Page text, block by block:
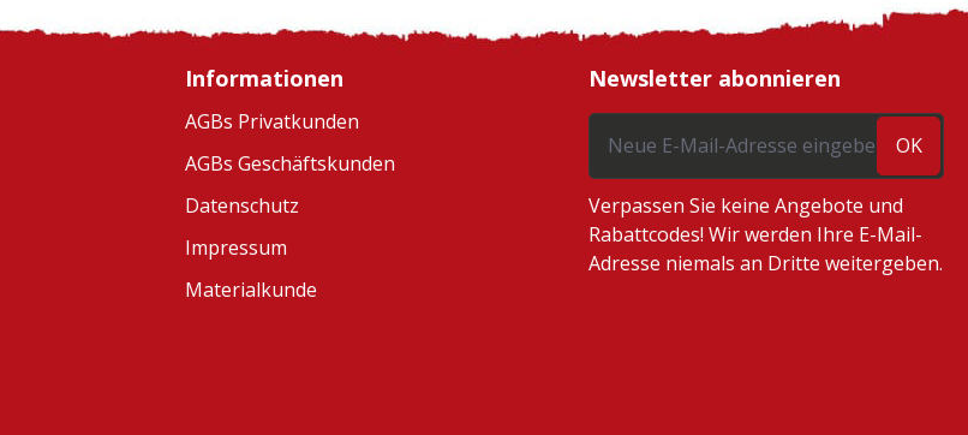
Informationen
AGBs Privatkunden
AGBs Geschäftskunden
Datenschutz
Impressum
Materialkunde
Newsletter abonnieren
OK
Verpassen Sie keine Angebote und
Rabattcodes! Wir werden Ihre E-Mail-
Adresse niemals an Dritte weitergeben.